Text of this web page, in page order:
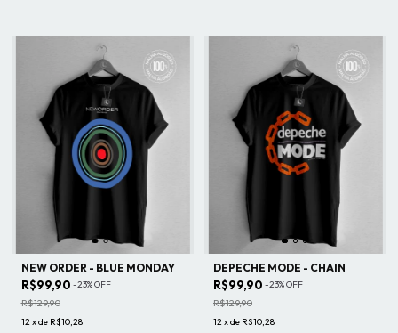
NEW ORDER - BLUE MONDAY
R$99,90 -23%OFF
R$129,90
12xde R$10,28
DEPECHE MODE - CHAIN
R$99,90 -23%OFF
R$129,90
12xde R$10,28